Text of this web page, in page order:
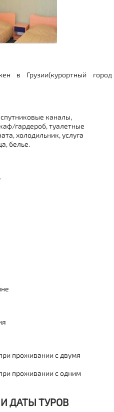
в Грузии(курортный город
каналы,
гардероб, туалетные
холодильник, услуга
белье.
проживании с двумя
проживании с одним
ДАТЫ ТУРОВ